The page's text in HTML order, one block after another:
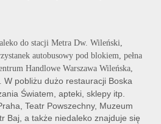
do stacji Metra Dw. Wileński,
autobusowy pod blokiem, pełna
Handlowe Warszawa Wileńska,
W pobliżu dużo restauracji Boska
Światem, apteki, sklepy itp.
Teatr Powszechny, Muzeum
Baj, a także niedaleko znajduje się